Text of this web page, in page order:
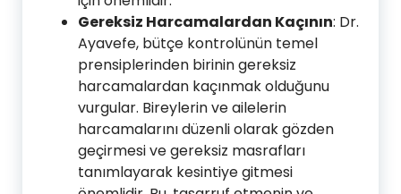
Gereksiz Harcamalardan Kaçının: Dr.
Ayavefe, bütçe kontrolünün temel
prensiplerinden birinin gereksiz
harcamalardan kaçınmak olduğunu
vurgular. Bireylerin ve ailelerin
harcamalarını düzenli olarak gözden
geçirmesi ve gereksiz masrafları
tanımlayarak kesintiye gitmesi